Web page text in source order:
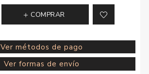
COMPRAR
Ver métodos de pago
Ver formas de envío